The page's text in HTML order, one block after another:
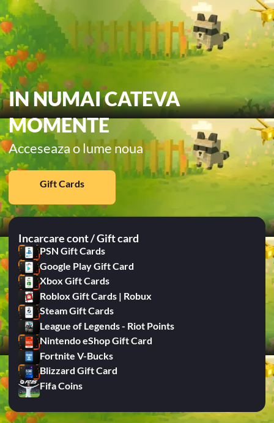
IN NUMAI CATEVA
MOMENTE
Acceseaza o lume noua
Gift Cards
Incarcare cont / Gift card
PSN Gift Cards
Google Play Gift Card
Xbox Gift Cards
Roblox Gift Cards | Robux
Steam Gift Cards
League of Legends - Riot Points
Nintendo eShop Gift Card
Fortnite V-Bucks
Blizzard Gift Card
Fifa Coins